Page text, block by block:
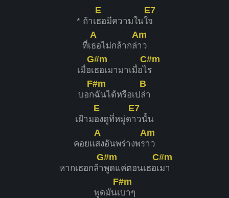
* ถ้าเ
E
ธอมีความในใ
E7
จ
ที่เ
A
ธอไม่กล้ากล่
Am
าว
เมื่อเ
G#m
ธอเมามาเมื่อไ
C#m
ร
บอก
F#m
ฉันได้หรือเป
B
ล่า
เฝ้าม
E
องดูที่หมู่ด
E7
าวนั้น
คอยแ
A
สงอันพร่างพร
Am
าว
หากเธอกล้า
G#m
พูดแค่ตอนเธอเ
C#m
มา
พูดมันเ
F#m
บาๆ